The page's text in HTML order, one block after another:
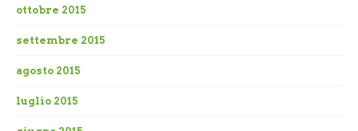
ottobre 2015
settembre 2015
agosto 2015
luglio 2015